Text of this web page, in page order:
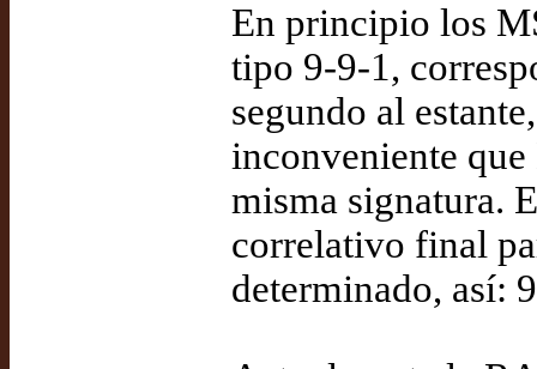
En principio los
tipo 9-9-1,
segundo al
inconveniente
misma signatura.
correlativo final
determinado, así: